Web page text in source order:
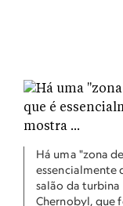
Há uma "zona
essencialmente
salão da turbina
Chernobyl, que